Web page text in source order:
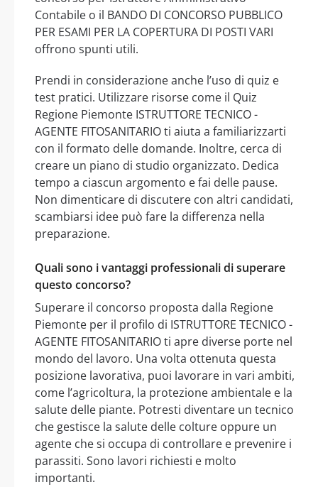
Contabile o il BANDO DI CONCORSO PUBBLICO
PER ESAMI PER LA COPERTURA DI POSTI VARI
offrono spunti utili.
Prendi in considerazione anche l’uso di quiz e
test pratici. Utilizzare risorse come il Quiz
Regione Piemonte ISTRUTTORE TECNICO -
AGENTE FITOSANITARIO ti aiuta a familiarizzarti
con il formato delle domande. Inoltre, cerca di
creare un piano di studio organizzato. Dedica
tempo a ciascun argomento e fai delle pause.
Non dimenticare di discutere con altri candidati,
scambiarsi idee può fare la differenza nella
preparazione.
Quali sono i vantaggi professionali di superare
questo concorso?
Superare il concorso proposta dalla Regione
Piemonte per il profilo di ISTRUTTORE TECNICO -
AGENTE FITOSANITARIO ti apre diverse porte nel
mondo del lavoro. Una volta ottenuta questa
posizione lavorativa, puoi lavorare in vari ambiti,
come l’agricoltura, la protezione ambientale e la
salute delle piante. Potresti diventare un tecnico
che gestisce la salute delle colture oppure un
agente che si occupa di controllare e prevenire i
parassiti. Sono lavori richiesti e molto
importanti.